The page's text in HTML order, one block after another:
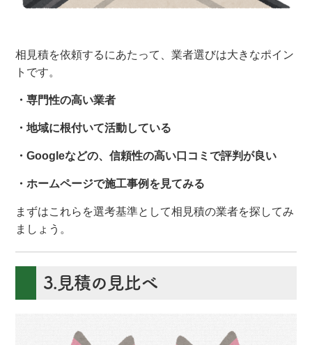
相見積を依頼するにあたって、業者選びは大きなポイン
トです。
・専門性の高い業者
・地域に根付いて活動している
・Googleなどの、信頼性の高い口コミで評判が良い
・ホームページで施工事例を見てみる
まずはこれらを選考基準として相見積の業者を探してみ
ましょう。
3.見積の見比べ